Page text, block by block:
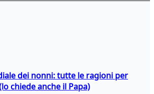
dei nonni: tutte le ragioni per
chiede anche il Papa)